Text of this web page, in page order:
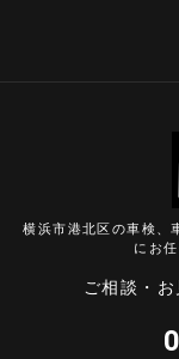
横浜市港北区の車検、
にお
ご相談・